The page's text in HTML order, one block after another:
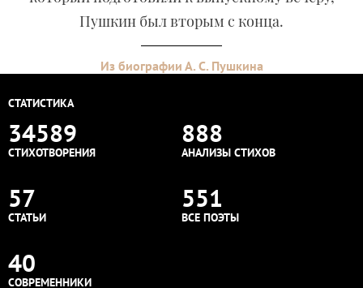
Пушкин был вторым с конца.
Из биографии А. С. Пушкина
СТАТИСТИКА
34589
СТИХОТВОРЕНИЯ
888
АНАЛИЗЫ СТИХОВ
57
СТАТЬИ
551
ВСЕ ПОЭТЫ
40
СОВРЕМЕННИКИ